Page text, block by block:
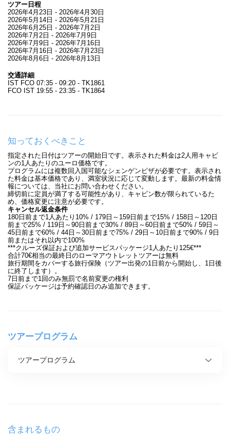
ツアー日程
2026年4月23日 - 2026年4月30日
2026年5月14日 - 2026年5月21日
2026年6月25日 - 2026年7月2日
2026年7月2日 - 2026年7月9日
2026年7月9日 - 2026年7月16日
2026年7月16日 - 2026年7月23日
2026年8月6日 - 2026年8月13日
交通詳細
IST FCO 07:35 - 09:20 - TK1861
FCO IST 19:55 - 23:35 - TK1864
知っておくべきこと
指定された日付はツアーの開始日です。表示された料金は2人用キャビ
ンの1人あたりのユーロ価格です。
プログラムには複数回入国可能なシェンゲンビザが必要です。表示され
た料金は基本価格であり、満室状況に応じて変動します。最新の料金情
報については、当社にお問い合わせください。
締切前に定員が満了する可能性があり、キャビン数が限られているた
め、価格変更に注意が必要です。
キャンセル返金条件
180日前まで1人あたり10% / 179日～159日前まで15% / 158日～120日
前まで25% / 119日～90日前まで30% / 89日～60日前まで50% / 59日～
45日前まで60% / 44日～30日前まで75% / 29日～10日前まで90% / 9日
前またはそれ以内で100%
***クルーズ保証および追加サービスパッケージ1人あたり125€***
合計70€相当の最終日のローマアウトレットツアーは無料
旅行期間をカバーする旅行保険（ツアー出発の1日前から開始し、1日後
に終了します）。
7日前まで1回のみ無罰で名前変更の権利
保証パッケージは予約確認日のみ追加できます。
ツアープログラム
ツアープログラム
含まれるもの